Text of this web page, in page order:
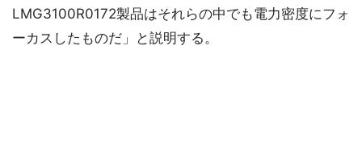
LMG3100R0172製品はそれらの中でも電力密度にフォ
ーカスしたものだ」と説明する。